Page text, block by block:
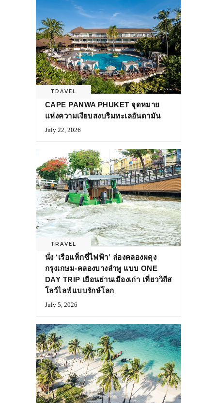
TRAVEL
CAPE PANWA PHUKET จุดหมาย
แห่งความเงียบสงบริมทะเลอันดามัน
July 22, 2026
TRAVEL
นั่ง ‘เรือแท็กซี่ไฟฟ้า’ ล่องคลองผดุง
กรุงเกษม-คลองบางลำพู แบบ ONE
DAY TRIP เยือนย่านเมืองเก่า เที่ยววิถีส
โลว์ไลฟ์แบบรักษ์โลก
July 5, 2026